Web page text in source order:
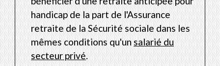
handicap de la part de l'Assurance
retraite de la Sécurité sociale dans les
mêmes conditions qu'unsalarié du
secteur privé.